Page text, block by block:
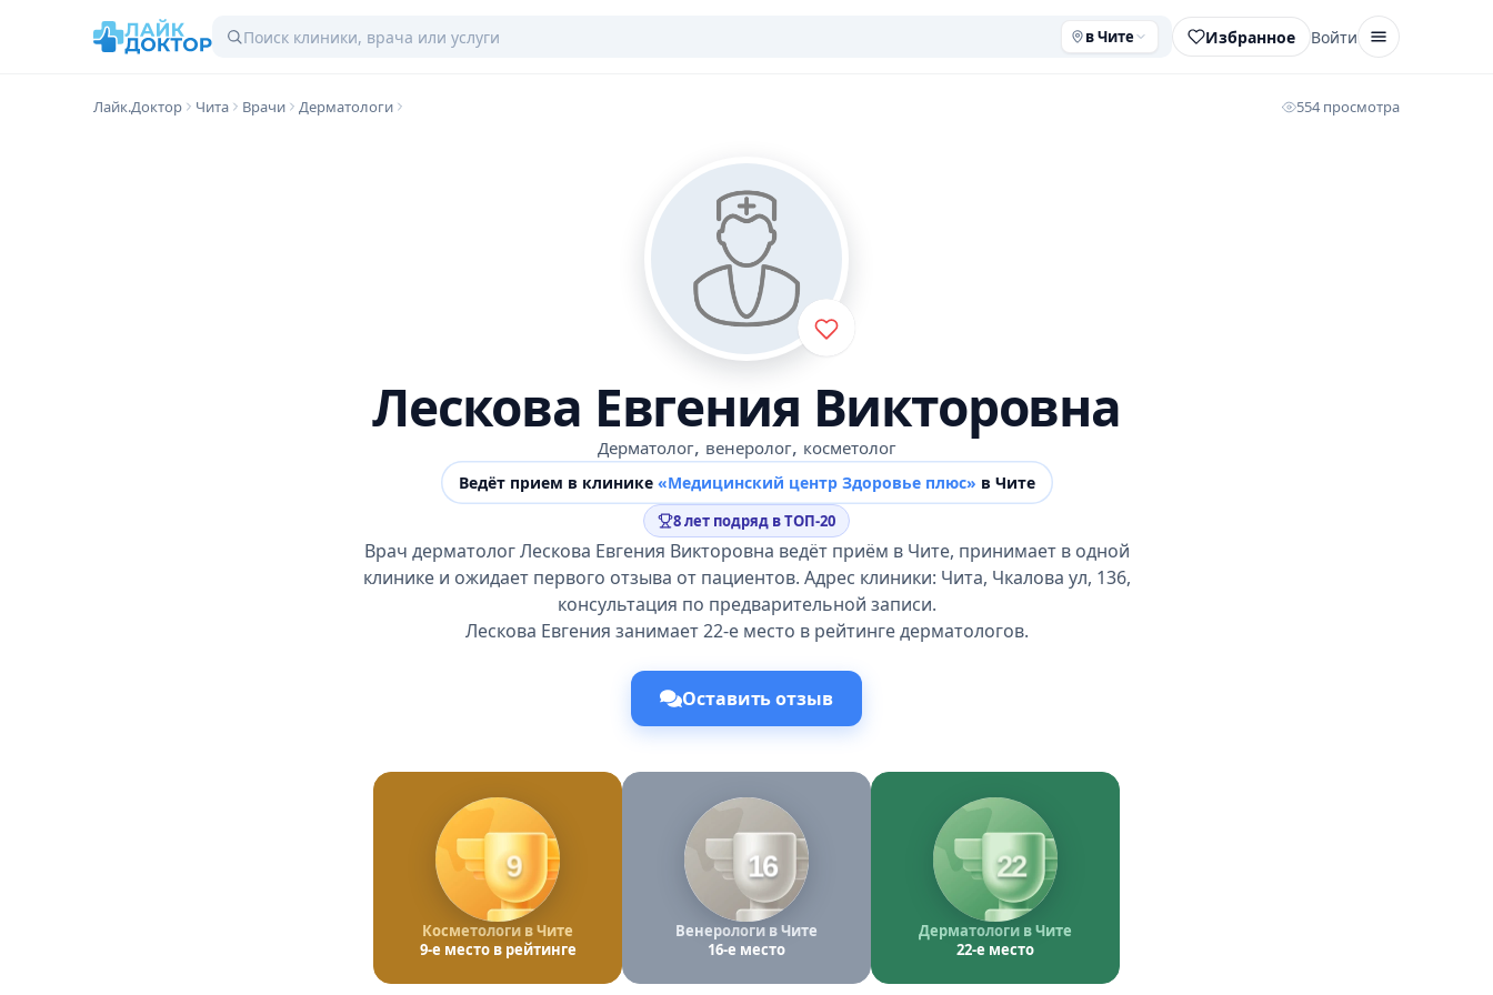
в Чите Избранное Войти
Лайк.Доктор Чита Врачи Дерматологи 554 просмотра
Лескова Евгения Викторовна
Дерматолог, венеролог, косметолог
Ведёт прием в клинике «Медицинский центр Здоровье плюс» в Чите
8 лет подряд в ТОП-20
Врач дерматолог Лескова Евгения Викторовна ведёт приём в Чите, принимает в одной
клинике и ожидает первого отзыва от пациентов. Адрес клиники: Чита, Чкалова ул, 136,
консультация по предварительной записи.
Лескова Евгения занимает 22-е место в рейтинге дерматологов.
Оставить отзыв
9
Косметологи в Чите
9-е место в рейтинге
16
Венерологи в Чите
16-е место
22
Дерматологи в Чите
22-е место